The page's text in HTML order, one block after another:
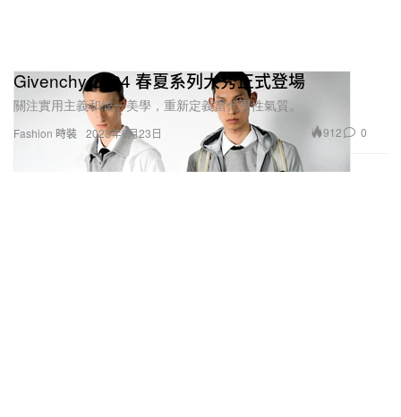
Fashion 時裝
Givenchy 2024 春夏系列大秀正式登場
關注實用主義和統一美學，重新定義當代男性氣質。
2023年6月23日 912 0